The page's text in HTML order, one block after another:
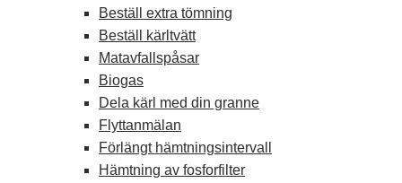
Beställ extra tömning
Beställ kärltvätt
Matavfallspåsar
Biogas
Dela kärl med din granne
Flyttanmälan
Förlängt hämtningsintervall
Hämtning av fosforfilter